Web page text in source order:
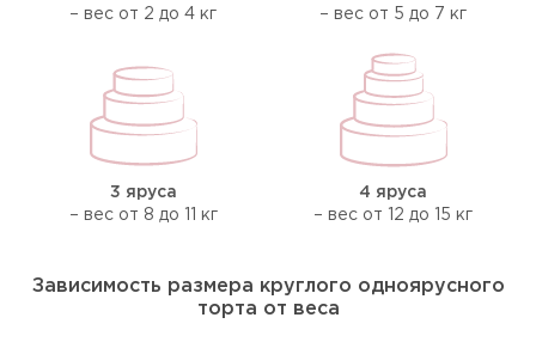
– вес от 2 до 4 кг
– вес от 5 до 7 кг
3 яруса
– вес от 8 до 11 кг
4 яруса
– вес от 12 до 15 кг
Зависимость размера круглого одноярусного
торта от веса